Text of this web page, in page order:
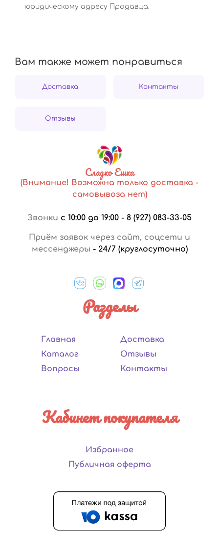
юридическому адресу Продавца.
Вам также может понравиться
Доставка Контакты
Отзывы
Сладко Ешка
(Внимание! Возможна только доставка -
самовывоза нет)
Звонки с 10:00 до 19:00 - 8 (927) 083-33-05
Приём заявок через сайт, соцсети и
мессенджеры - 24/7 (круглосуточно)
Разделы
Главная
Каталог
Вопросы
Доставка
Отзывы
Контакты
Кабинет покупателя
Избранное
Публичная оферта